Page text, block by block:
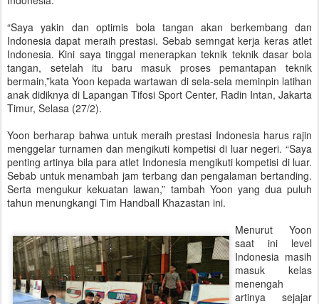
“Saya yakin dan optimis bola tangan akan berkembang dan
Indonesia dapat meraih prestasi. Sebab semngat kerja keras atlet
Indonesia. Kini saya tinggal menerapkan teknik teknik dasar bola
tangan, setelah itu baru masuk proses pemantapan teknik
bermain,”kata Yoon kepada wartawan di sela-sela meminpin latihan
anak didiknya di Lapangan Tifosi Sport Center, Radin Intan, Jakarta
Timur, Selasa (27/2).
Yoon berharap bahwa untuk meraih prestasi Indonesia harus rajin
menggelar turnamen dan mengikuti kompetisi di luar negeri. “Saya
penting artinya bila para atlet Indonesia mengikuti kompetisi di luar.
Sebab untuk menambah jam terbang dan pengalaman bertanding.
Serta mengukur kekuatan lawan,” tambah Yoon yang dua puluh
tahun menungkangi Tim Handball Khazastan ini.
Menurut Yoon
saat ini level
Indonesia masih
masuk kelas
menengah
artinya sejajar